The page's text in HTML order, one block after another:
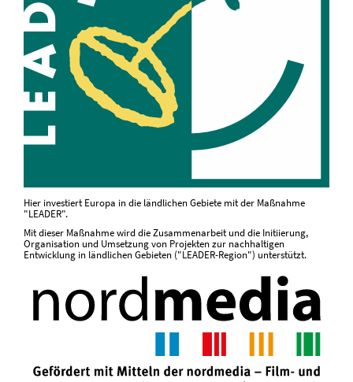
Hier investiert Europa in die ländlichen Gebiete mit der Maßnahme
"LEADER".
Mit dieser Maßnahme wird die Zusammenarbeit und die Initiierung,
Organisation und Umsetzung von Projekten zur nachhaltigen
Entwicklung in ländlichen Gebieten ("LEADER-Region") unterstützt.